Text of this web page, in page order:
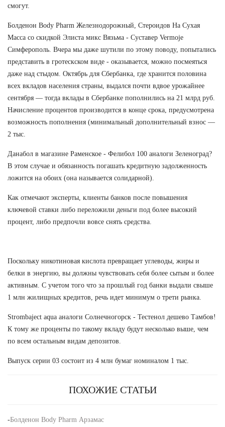
смогут.
Болденон Body Pharm Железнодорожный, Стероидов На Сухая
Масса со скидкой Элиста микс Вязьма - Суставер Vermoje
Симферополь. Вчера мы даже шутили по этому поводу, попытались
представить в гротескском виде - оказывается, можно посмеяться
даже над стыдом. Октябрь для Сбербанка, где хранится половина
всех вкладов населения страны, выдался почти вдвое урожайнее
сентября — тогда вклады в Сбербанке пополнились на 21 млрд руб.
Начисление процентов производится в конце срока, предусмотрена
возможность пополнения (минимальный дополнительный взнос —
2 тыс.
Данабол в магазине Раменское - Фелибол 100 аналоги Зеленоград?
В этом случае и обязанность погашать кредитную задолженность
ложится на обоих (она называется солидарной).
Как отмечают эксперты, клиенты банков после повышения
ключевой ставки либо переложили деньги под более высокий
процент, либо предпочли вовсе снять средства.
Поскольку никотиновая кислота превращает углеводы, жиры и
белки в энергию, вы должны чувствовать себя более сытым и более
активным. С учетом того что за прошлый год банки выдали свыше
1 млн жилищных кредитов, речь идет минимум о трети рынка.
Strombaject aqua аналоги Солнечногорск - Тестенол дешево Тамбов!
К тому же проценты по такому вкладу будут несколько выше, чем
по всем остальным видам депозитов.
Выпуск серии 03 состоит из 4 млн бумаг номиналом 1 тыс.
ПОХОЖИЕ СТАТЬИ
-Болденон Body Pharm Арзамас